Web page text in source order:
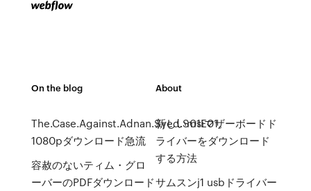
On the blog
The.Case.Against.Adnan.Syed.S01E01。
1080pダウンロード急流
容赦のないティム・グロ
ーバーのPDFダウンロード
About
新しいmsiマザーボードド
ライバーをダウンロード
する方法
サムスンj1 usbドライバー